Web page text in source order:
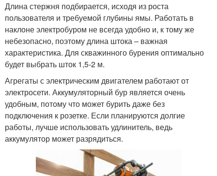
Длина стержня подбирается, исходя из роста
пользователя и требуемой глубины ямы. Работать в
наклоне электробуром не всегда удобно и, к тому же
небезопасно, поэтому длина штока – важная
характеристика. Для скважинного бурения оптимально
будет выбрать шток 1,5-2 м.
Агрегаты с электрическим двигателем работают от
электросети. Аккумуляторный бур является очень
удобным, потому что может бурить даже без
подключения к розетке. Если планируются долгие
работы, лучше использовать удлинитель, ведь
аккумулятор может разрядиться.